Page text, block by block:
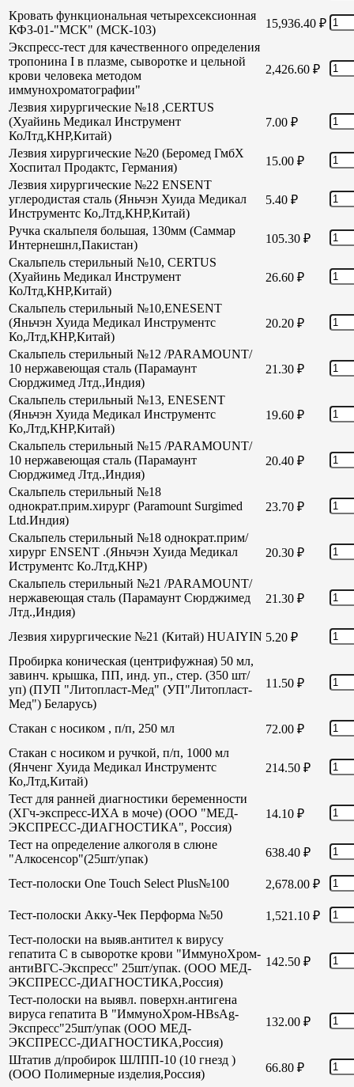
Кровать функциональная четырехсексионная
КФЗ-01-"МСК" (МСК-103)
15,936.40 ₽
Экспресс-тест для качественного определения
тропонина I в плазме, сыворотке и цельной
крови человека методом
иммунохроматографии"
2,426.60 ₽
Лезвия хирургические №18 ,CERTUS
(Хуайинь Медикал Инструмент
КоЛтд,КНР,Китай)
7.00 ₽
Лезвия хирургические №20 (Беромед ГмбХ
Хоспитал Продактс, Германия)
15.00 ₽
Лезвия хирургические №22 ENSENT
углеродистая сталь (Яньчэн Хуида Медикал
Инструментс Ко,Лтд,КНР,Китай)
5.40 ₽
Ручка скальпеля большая, 130мм (Саммар
Интернешнл,Пакистан)
105.30 ₽
Скальпель стерильный №10, CERTUS
(Хуайинь Медикал Инструмент
КоЛтд,КНР,Китай)
26.60 ₽
Скальпель стерильный №10,ENESENT
(Яньчэн Хуида Медикал Инструментс
Ко,Лтд,КНР,Китай)
20.20 ₽
Скальпель стерильный №12 /PARAMOUNT/
10 нержавеющая сталь (Парамаунт
Сюрджимед Лтд.,Индия)
21.30 ₽
Скальпель стерильный №13, ENESENT
(Яньчэн Хуида Медикал Инструментс
Ко,Лтд,КНР,Китай)
19.60 ₽
Скальпель стерильный №15 /PARAMOUNT/
10 нержавеющая сталь (Парамаунт
Сюрджимед Лтд.,Индия)
20.40 ₽
Скальпель стерильный №18
однократ.прим.хирург (Paramount Surgimed
Ltd.Индия)
23.70 ₽
Скальпель стерильный №18 однократ.прим/
хирург ENSENT .(Яньчэн Хуида Медикал
Иструментс Ко.Лтд,КНР)
20.30 ₽
Скальпель стерильный №21 /PARAMOUNT/
нержавеющая сталь (Парамаунт Сюрджимед
Лтд.,Индия)
21.30 ₽
Лезвия хирургические №21 (Китай) HUAIYIN 5.20 ₽
Пробирка коническая (центрифужная) 50 мл,
завинч. крышка, ПП, инд. уп., стер. (350 шт/
уп) (ПУП "Литопласт-Мед" (УП"Литопласт-
Мед") Беларусь)
11.50 ₽
Стакан с носиком , п/п, 250 мл 72.00 ₽
Стакан с носиком и ручкой, п/п, 1000 мл
(Янченг Хуида Медикал Инструментс
Ко,Лтд,Китай)
214.50 ₽
Тест для ранней диагностики беременности
(ХГч-экспресс-ИХА в моче) (ООО "МЕД-
ЭКСПРЕСС-ДИАГНОСТИКА", Россия)
14.10 ₽
Тест на определение алкоголя в слюне
"Алкосенсор"(25шт/упак)
638.40 ₽
Тест-полоски One Touch Select Plus№100 2,678.00 ₽
Тест-полоски Акку-Чек Перформа №50 1,521.10 ₽
Тест-полоски на выяв.антител к вирусу
гепатита С в сыворотке крови "ИммуноХром-
антиВГС-Экспресс" 25шт/упак. (ООО МЕД-
ЭКСПРЕСС-ДИАГНОСТИКА,Россия)
142.50 ₽
Тест-полоски на выявл. поверхн.антигена
вируса гепатита В "ИммуноХром-HBsAg-
Экспресс"25шт/упак (ООО МЕД-
ЭКСПРЕСС-ДИАГНОСТИКА,Россия)
132.00 ₽
Штатив д/пробирок ШЛПП-10 (10 гнезд )
(ООО Полимерные изделия,Россия)
66.80 ₽